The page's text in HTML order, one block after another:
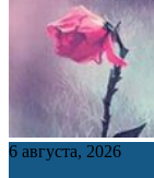
6 августа, 2026